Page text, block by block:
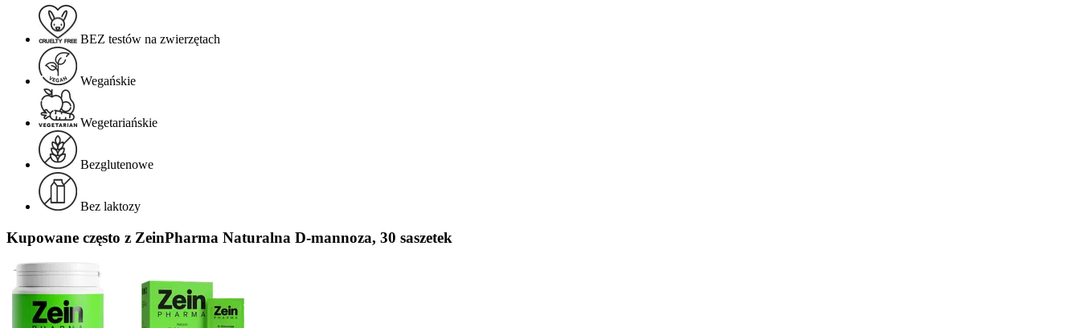
BEZ testów na zwierzętach
Wegańskie
Wegetariańskie
Bezglutenowe
Bez laktozy
Kupowane często z ZeinPharma Naturalna D-mannoza, 30 saszetek